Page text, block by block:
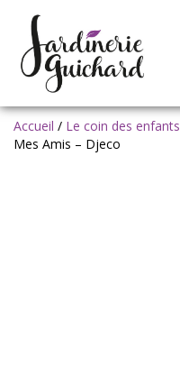
Accueil / Le coin des enfants
Mes Amis – Djeco